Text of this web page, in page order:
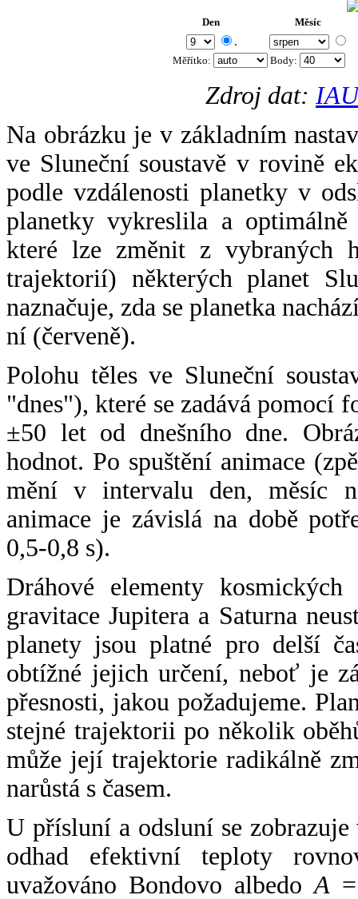
Den Měsíc
.
Měřítko: Body:
Zdroj dat:
Na obrázku je v základním
ve Sluneční soustavě v rovině
podle vzdálenosti planetky v
planetky vykreslila a
které lze změnit z vybraných
trajektorií) některých planet
naznačuje, zda se planetka
ní (červeně).
Polohu těles ve Sluneční
"dnes"), které se zadává pomocí
±50 let od dnešního dne.
hodnot. Po spuštění animace
mění v intervalu den, měsíc
animace je závislá na době
0,5-0,8 s).
Dráhové elementy
gravitace Jupitera a Saturna
planety jsou platné pro delší
obtížné jejich určení, neboť je
přesnosti, jakou požadujeme.
stejné trajektorii po několik
může její trajektorie radikálně
narůstá s časem.
U přísluní a odsluní se
odhad efektivní teploty
uvažováno Bondovo albedoA